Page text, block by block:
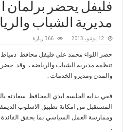
فليفل يحضر برلمان
مديرية الشباب
12 يونيو، 2013 366 زيارة
حضر اللواء محمد علي فليفل محافظ دمياط
تنظمه مديرية الشباب والرياضة ، وقد حضر
والمدن ومديرو الخدمات .
ففي بداية الجلسة ابدي المحافظ سعادته
المستقبل من امكانة تطبيق الاسلوب
وممارسة العمل السياسي بما يحقق
.